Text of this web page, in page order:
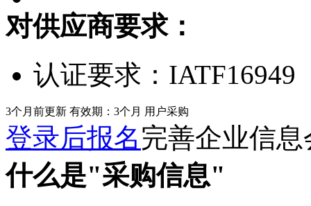
对供应商要求：
认证要求： IATF16949
3个月前更新 有效期：3个月 用户采购
登录后报名完善企业信
什么是"采购信息"